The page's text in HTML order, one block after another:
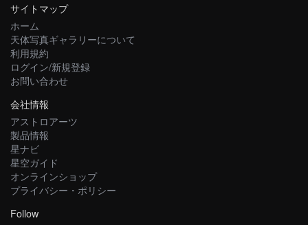
サイトマップ
ホーム
天体写真ギャラリーについて
利用規約
ログイン/新規登録
お問い合わせ
会社情報
アストロアーツ
製品情報
星ナビ
星空ガイド
オンラインショップ
プライバシー・ポリシー
Follow